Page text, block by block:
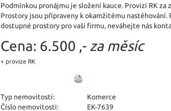
Podmínkou pronájmu je složení kauce. Provizi RK
Prostory jsou připraveny k okamžitému
dostupné prostory pro vaši firmu, neváhejte nás
Cena: 6.500 ,- za měsíc
+ provize RK
Typ nemovitosti:
Komerce
Číslo nemovitosti:
EK-7639